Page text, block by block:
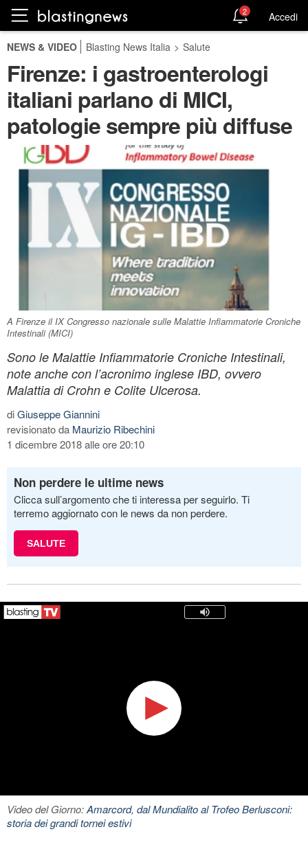
2 Accedi
NEWS & VIDEO Blasting News Italia > Salute
Firenze: i gastroenterologi
italiani parlano di MICI,
patologie sempre più diffuse
A Firenze il IX Congresso nazionale sulle Malattie Infiammatorie Croniche
Intestinali (MICI)
Sono le Malattie Infiammatorie Croniche Intestinali,
note anche con l’acronimo inglese IBD, ovvero
Malattia di Crohn e Colite Ulcerosa.
diGiuseppe Giannini
revisionato da Maurizio Ribechini
1 dicembre 2018 alle ore 20:10
Non perdere le ultime news
Clicca sull’argomento che ti interessa per seguirlo. Ti
terremo aggiornato con le news da non perdere.
SALUTE
Video del Giorno:Amarcord, dal Mundialito al Trofeo Berlusconi:
storia dei grandi tornei estivi